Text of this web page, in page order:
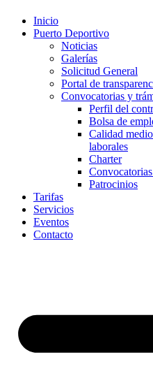
Inicio
Puerto Deportivo
Noticias
Galerías
Solicitud General
Portal de
Convocatorias y
Perfil del
Bolsa de
Calidad
laborales
Charter
Patrocinios
Tarifas
Servicios
Eventos
Contacto